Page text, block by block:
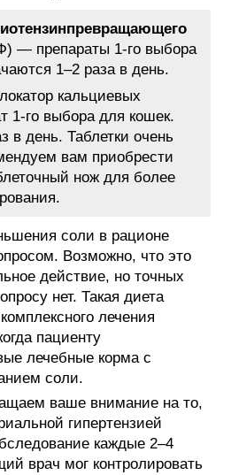
— препараты 1-го выбора
1–2 раза в день.
кальциевых
1-го выбора для кошек.
в день. Таблетки очень
вам приобрести
нож для более
соли в рационе
Возможно, что это
действие, но точных
нет. Такая диета
лечения
пациенту
лечебные корма с
соли.
ваше внимание на то,
гипертензией
каждые 2–4
врач мог контролировать